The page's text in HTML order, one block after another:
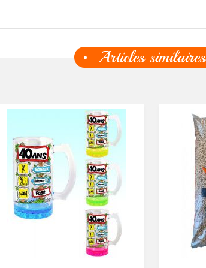
Articles similaires